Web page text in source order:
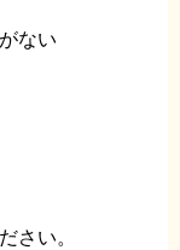
ない
さい。